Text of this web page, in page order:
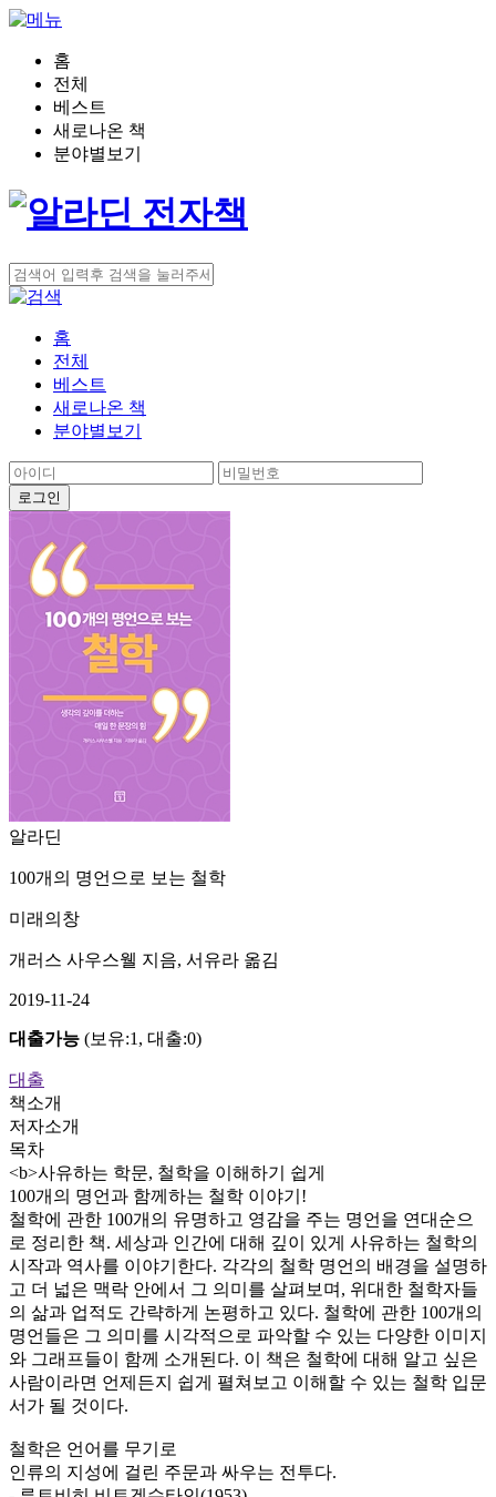
홈
전체
베스트
새로나온 책
분야별보기
홈
전체
베스트
새로나온 책
분야별보기
알라딘
100개의 명언으로 보는 철학
미래의창
개러스 사우스웰 지음, 서유라 옮김
2019-11-24
대출가능 (보유:1, 대출:0)
대출
책소개
저자소개
목차
<b>사유하는 학문, 철학을 이해하기 쉽게
100개의 명언과 함께하는 철학 이야기!
철학에 관한 100개의 유명하고 영감을 주는 명언을 연대순으
로 정리한 책. 세상과 인간에 대해 깊이 있게 사유하는 철학의
시작과 역사를 이야기한다. 각각의 철학 명언의 배경을 설명하
고 더 넓은 맥락 안에서 그 의미를 살펴보며, 위대한 철학자들
의 삶과 업적도 간략하게 논평하고 있다. 철학에 관한 100개의
명언들은 그 의미를 시각적으로 파악할 수 있는 다양한 이미지
와 그래프들이 함께 소개된다. 이 책은 철학에 대해 알고 싶은
사람이라면 언제든지 쉽게 펼쳐보고 이해할 수 있는 철학 입문
서가 될 것이다.
철학은 언어를 무기로
인류의 지성에 걸린 주문과 싸우는 전투다.